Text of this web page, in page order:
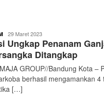
buserjatim
29 Maret 2023
Ungkap Penanam
Ditangkap
GROUP//Bandung Kota –
berhasil mengamankan 4
[…]